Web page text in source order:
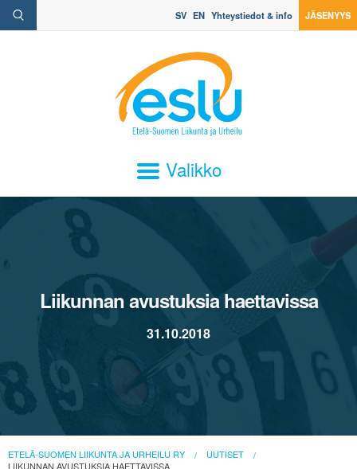
SV EN Yhteystiedot & info JÄSENYYS
Valikko
Liikunnan avustuksia haettavissa
31.10.2018
ETELÄ-SUOMEN LIIKUNTA JA URHEILU RY
UUTISET
LIIKUNNAN AVUSTUKSIA HAETTAVISSA